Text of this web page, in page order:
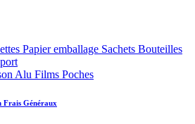
Papier emballage Sachets Bouteilles
Alu Films Poches
Généraux